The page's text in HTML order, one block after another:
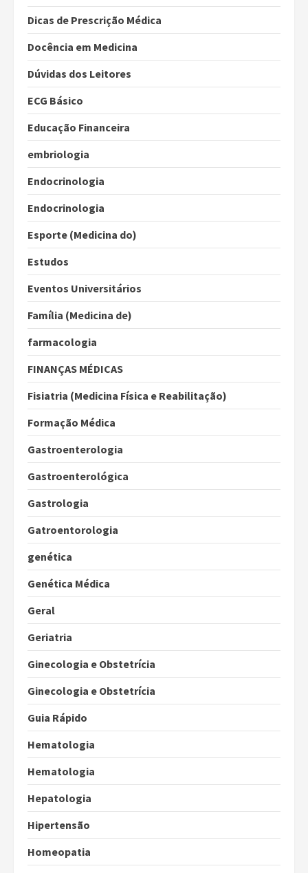
Dicas de Prescrição Médica
Docência em Medicina
Dúvidas dos Leitores
ECG Básico
Educação Financeira
embriologia
Endocrinologia
Endocrinologia
Esporte (Medicina do)
Estudos
Eventos Universitários
Família (Medicina de)
farmacologia
FINANÇAS MÉDICAS
Fisiatria (Medicina Física e Reabilitação)
Formação Médica
Gastroenterologia
Gastroenterológica
Gastrologia
Gatroentorologia
genética
Genética Médica
Geral
Geriatria
Ginecologia e Obstetrícia
Ginecologia e Obstetrícia
Guia Rápido
Hematologia
Hematologia
Hepatologia
Hipertensão
Homeopatia